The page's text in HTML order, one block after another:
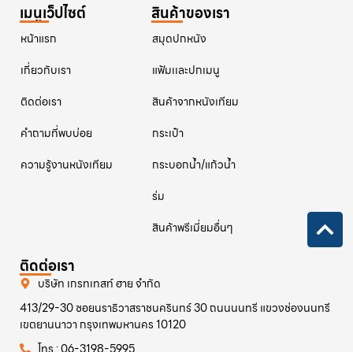
เมนูเว็ปไซต์
หน้าแรก
เกี่ยวกับเรา
ติดต่อเรา
คําถามที่พบบ่อย
ความรู้งานหนังเทียม
สินค้าของเรา
สมุดปกหนัง
แฟ้มเเละปกเมนู
สินค้าจากหนังเทียม
กระเป๋า
กระบอกน้ำ/แก้วน้ำ
ร่ม
สินค้าพรีเมี่ยมอื่นๆ
ติดต่อเรา
บริษัท เกรทเทสท์ ฮาย จำกัด
413/29-30 ซอยนราธิวาสราชนครินทร์ 30 ถนนนนทรี แขวงช่องนนทรี
เขตยานนาวา กรุงเทพมหานคร 10120